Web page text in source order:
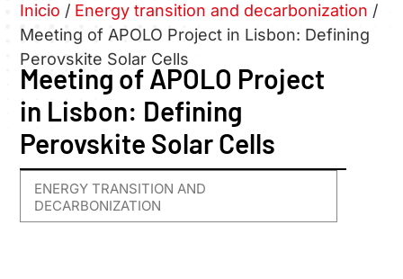
Inicio / Energy transition and decarbonization /
Meeting of APOLO Project in Lisbon: Defining
Perovskite Solar Cells
Meeting of APOLO Project
in Lisbon: Defining
Perovskite Solar Cells
ENERGY TRANSITION AND
DECARBONIZATION